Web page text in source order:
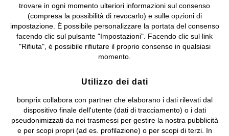
Biella n. 01510910027, R.E.A. BI - 171345, N. Reg. Pile:
IT09060P00000858, N. Reg. AEE: IT08020000002105 Capitale
Sociale: euro 1.000.000 i.v, Società soggetta all'attività di direzione
e coordinamento di bonprix Beteiligungs -Verwaltungsgesellschaft
mbH.
trovare in ogni momento ulteriori informazioni sul consenso
(compresa la possibilità di revocarlo) e sulle opzioni di
impostazione. È possibile personalizzare la portata del consenso
facendo clic sul pulsante "Impostazioni". Facendo clic sul link
"Rifiuta", è possibile rifiutare il proprio consenso in qualsiasi
momento.
Utilizzo dei dati
bonprix collabora con partner che elaborano i dati rilevati dal
dispositivo finale dell'utente (dati di tracciamento) o i dati
pseudonimizzati da noi trasmessi per gestire la nostra pubblicità
e per scopi propri (ad es. profilazione) o per scopi di terzi. In